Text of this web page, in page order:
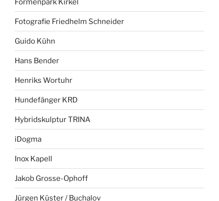
Fotografie Friedhelm Schneider
Guido Kühn
Hans Bender
Henriks Wortuhr
Hundefänger KRD
Hybridskulptur TRINA
iDogma
Inox Kapell
Jakob Grosse-Ophoff
Jürgen Küster / Buchalov